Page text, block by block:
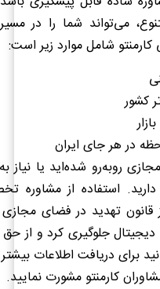
می‌تواند شما را در
کارمنتو شامل موارد زیر است:
در هر جای ایران
روبه‌رو شده‌اید یا نیاز
استفاده از مشاوره
قانون تهدید در فضای
جلوگیری کرد و از
برای دریافت اطلاعات
کارمنتو مشورت نمایید.